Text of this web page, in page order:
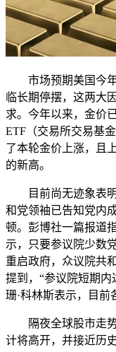
市场预期美国今
临长期停摆，这两大
求。今年以来，金价
ETF（交易所交易基
了本轮金价上涨，且
的新高。
目前尚无迹象表
和党领袖已告知党内
顿。彭博社一篇报道
示，只要参议院少数
重启政府，众议院共
提到，“参议院短期
珊·科林斯表示，目
隔夜全球股市走
计将高开，并接近历